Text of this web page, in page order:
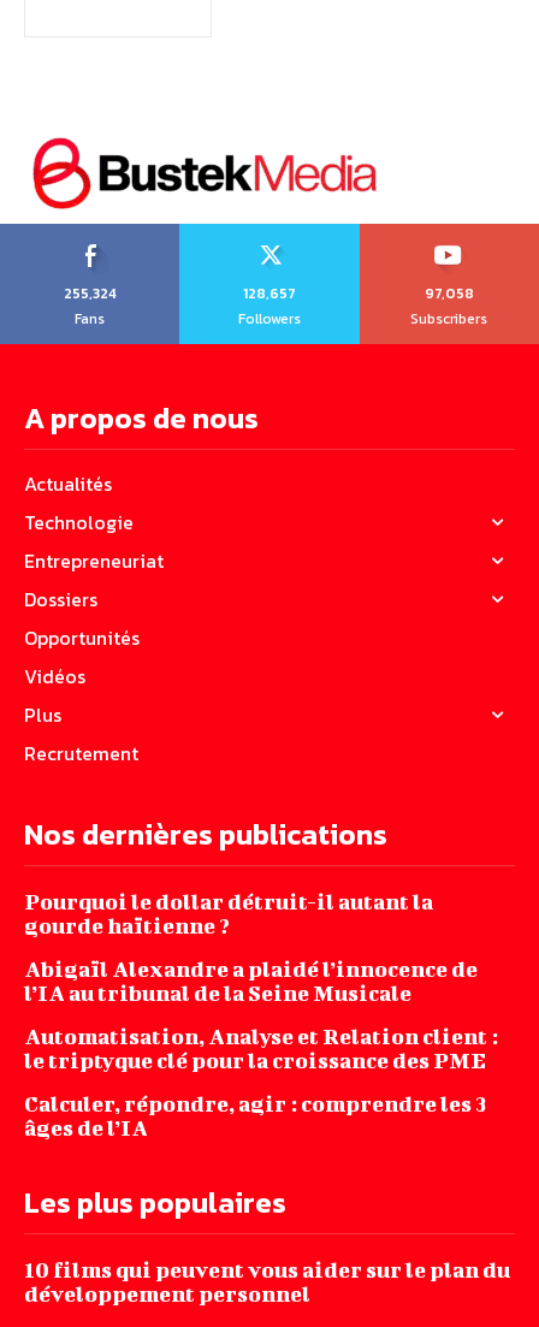
255,324
Fans
128,657
Followers
97,058
Subscribers
A propos de nous
Actualités
Technologie
Entrepreneuriat
Dossiers
Opportunités
Vidéos
Plus
Recrutement
Nos dernières publications
Pourquoi le dollar détruit-il autant la
gourde haïtienne ?
Abigaïl Alexandre a plaidé l’innocence de
l’IA au tribunal de la Seine Musicale
Automatisation, Analyse et Relation client :
le triptyque clé pour la croissance des PME
Calculer, répondre, agir : comprendre les 3
âges de l’IA
Les plus populaires
10 films qui peuvent vous aider sur le plan du
développement personnel